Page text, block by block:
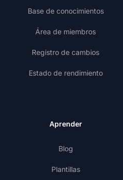
Base de conocimientos
Área de miembros
Registro de cambios
Estado de rendimiento
Aprender
Blog
Plantillas